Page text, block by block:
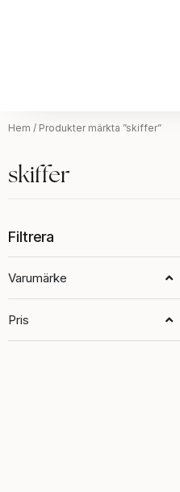
Hem / Produkter märkta ”skiffer”
skiffer
Filtrera
Varumärke
Pris